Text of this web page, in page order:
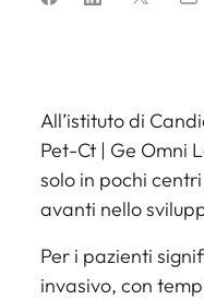
All’istituto di
Pet-Ct | Ge Omni
solo in pochi
avanti nello
Per i pazienti
invasivo, con